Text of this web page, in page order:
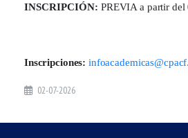
INSCRIPCIÓN: PREVIA a partir del
Inscripciones:
02-07-2026